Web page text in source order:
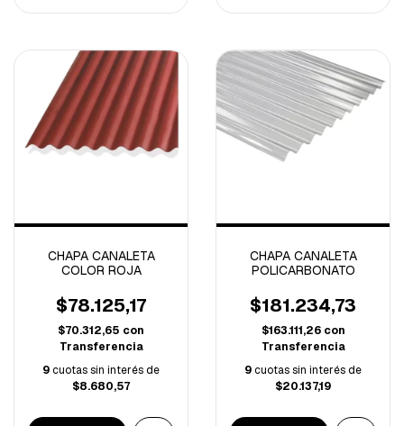
CHAPA CANALETA
COLOR ROJA
$78.125,17
$70.312,65 con
Transferencia
9cuotas sin interés de
$8.680,57
CHAPA CANALETA
POLICARBONATO
$181.234,73
$163.111,26 con
Transferencia
9cuotas sin interés de
$20.137,19